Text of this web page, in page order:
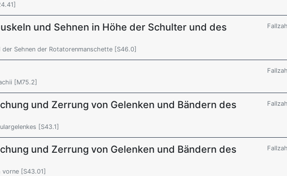
und Sehnen in Höhe der Schulter und des
Sehnen der Rotatorenmanschette [S46.0]
[M75.2]
und Zerrung von Gelenken und Bändern des
[S43.1]
und Zerrung von Gelenken und Bändern des
vorne [S43.01]